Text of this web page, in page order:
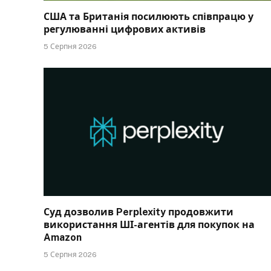
США та Британія посилюють співпрацю у
регулюванні цифрових активів
5 Серпня 2026
Суд дозволив Perplexity продовжити
використання ШІ-агентів для покупок на
Amazon
5 Серпня 2026